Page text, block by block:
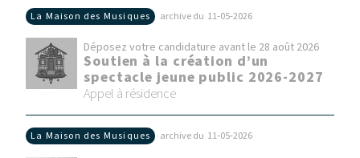
La Maison des Musiques archive du 11‑05‑2026
Déposez votre candidature avant le 28 août 2026
Soutien à la création d’un
spectacle jeune public 2026-2027
Appel à résidence
La Maison des Musiques archive du 11‑05‑2026